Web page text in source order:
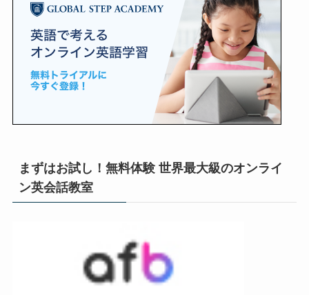
まずはお試し！無料体験 世界最大級のオンライ
ン英会話教室